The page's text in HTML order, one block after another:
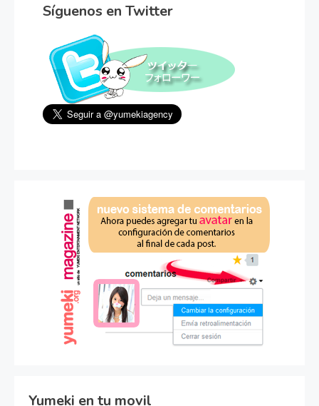
Síguenos en Twitter
Yumeki en tu movil